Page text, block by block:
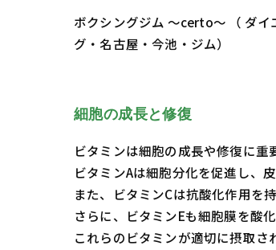
ボクシングジム ～certo～ （ ダ
グ・名古屋・今池・ジム）
細胞の成長と修復
ビタミンは細胞の成長や修復に重
ビタミンAは細胞分化を促進し、
また、ビタミンCは抗酸化作用を
さらに、ビタミンEも細胞膜を酸
これらのビタミンが適切に摂取さ